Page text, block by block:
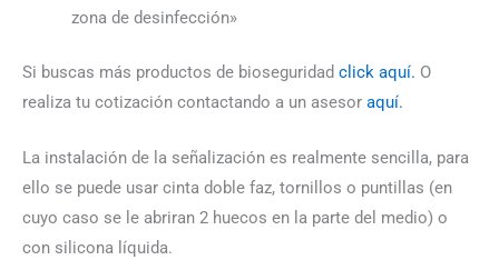
zona de desinfección»
Si buscas más productos de bioseguridad click aquí. O
realiza tu cotización contactando a un asesor aquí.
La instalación de la señalización es realmente sencilla, para
ello se puede usar cinta doble faz, tornillos o puntillas (en
cuyo caso se le abriran 2 huecos en la parte del medio) o
con silicona líquida.